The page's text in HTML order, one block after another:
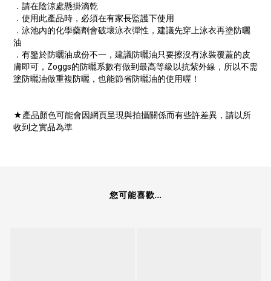
．請在陰涼處懸掛滴乾
．使用此產品時，必須在有家長監護下使用
．泳池內的化學藥劑會破壞泳衣彈性，建議先穿上泳衣再塗防曬
油
．有鑒於防曬油成份不一，建議防曬油只要擦沒有泳裝覆蓋的皮
膚即可，Zoggs的防曬系數有做到最高等級以抗紫外線，所以不需
塗防曬油做重複防曬，也能節省防曬油的使用喔！
★產品顏色可能會因網頁呈現與拍攝關係而有些許差異，請以所
收到之實品為準
您可能喜歡...